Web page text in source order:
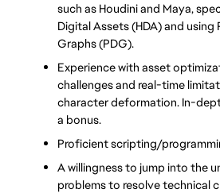
such as Houdini and Maya,
Digital Assets (HDA) and
Graphs (PDG).
Experience with asset
challenges and real-time
character deformation. In-
a bonus.
Proficient scripting/
A willingness to jump into the
problems to resolve technical